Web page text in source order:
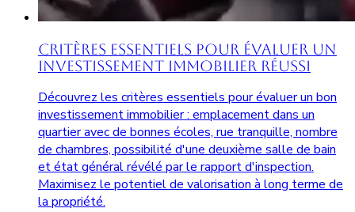
Critères Essentiels pour Évaluer un
Investissement Immobilier Réussi
Découvrez les critères essentiels pour évaluer un bon
investissement immobilier : emplacement dans un
quartier avec de bonnes écoles, rue tranquille, nombre
de chambres, possibilité d'une deuxième salle de bain
et état général révélé par le rapport d'inspection.
Maximisez le potentiel de valorisation à long terme de
la propriété.